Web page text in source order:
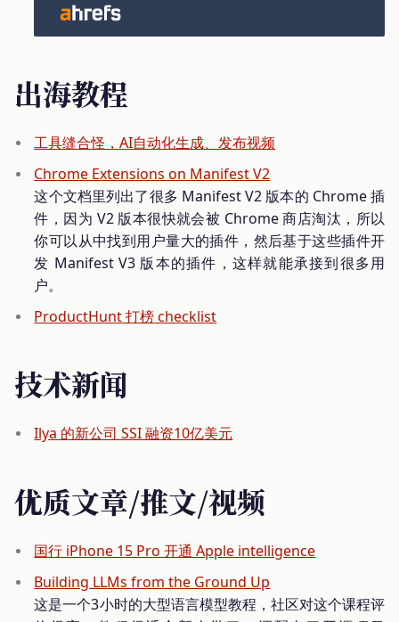
出海教程
工具缝合怪，AI自动化生成、发布视频
Chrome Extensions on Manifest V2
这个文档里列出了很多 Manifest V2 版本的 Chrome 插
件，因为 V2 版本很快就会被 Chrome 商店淘汰，所以
你可以从中找到用户量大的插件，然后基于这些插件开
发 Manifest V3 版本的插件，这样就能承接到很多用
户。
ProductHunt 打榜 checklist
技术新闻
Ilya 的新公司 SSI 融资10亿美元
优质文章/推文/视频
国行 iPhone 15 Pro 开通 Apple intelligence
Building LLMs from the Ground Up
这是一个3小时的大型语言模型教程，社区对这个课程评